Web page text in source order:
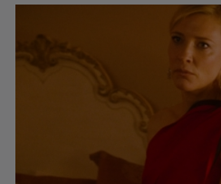
"Robin Hood"-ul serialelor